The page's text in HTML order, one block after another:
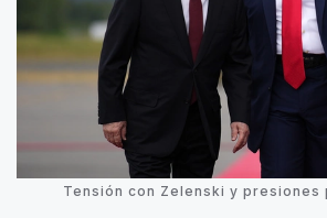
Tensión con Zelenski y presiones